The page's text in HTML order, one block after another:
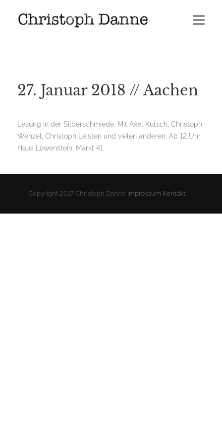
Veröffentlichungen
Presse
Media
27. Januar 2018 // Aachen
Lesung in der Silberschmiede. Mit Axel Kutsch, Christoph
Wenzel, Christoph Leisten und vielen anderen. Ab 12 Uhr,
Haus Löwenstein, Markt 41.
Copyright 2017 Christoph Danne Impressum Kontakt